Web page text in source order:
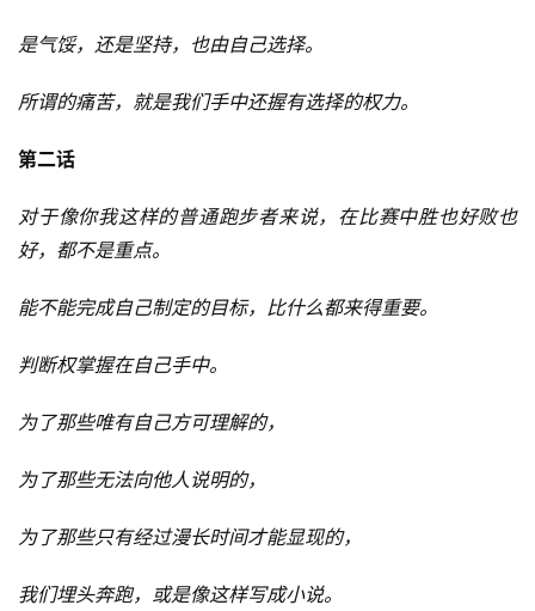
是气馁，还是坚持，也由自己选择。
所谓的痛苦，就是我们手中还握有选择的权力。
第二话
对于像你我这样的普通跑步者来说，在比赛中胜也好败也
好，都不是重点。
能不能完成自己制定的目标，比什么都来得重要。
判断权掌握在自己手中。
为了那些唯有自己方可理解的，
为了那些无法向他人说明的，
为了那些只有经过漫长时间才能显现的，
我们埋头奔跑，或是像这样写成小说。